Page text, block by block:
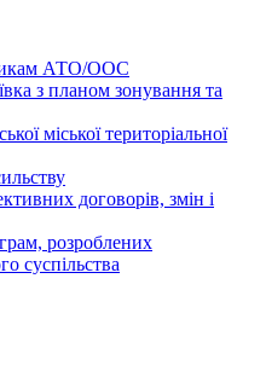
АТО/ООС
з планом зонування та
міської територіальної
договорів, змін і
розроблених
суспільства